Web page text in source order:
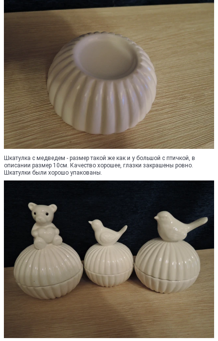
Шкатулка с медведем - размер такой же как и у большой с птичкой, в
описании размер 10см. Качество хорошее, глазки закрашены ровно.
Шкатулки были хорошо упакованы.